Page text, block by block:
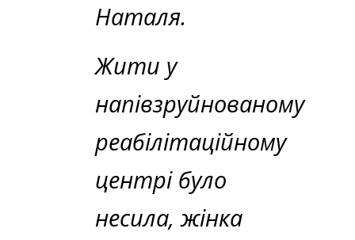
Наталя.
Жити у
напівзруйнованому
реабілітаційному
центрі було
несила, жінка